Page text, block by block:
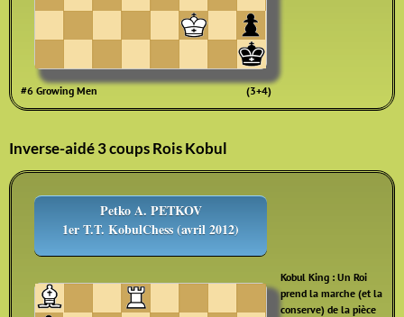
#6 Growing Men (3+4)
Inverse-aidé 3 coups Rois Kobul
Petko A. PETKOV
1er T.T. KobulChess (avril 2012)
Kobul King : Un Roi
prend la marche (et la
conserve) de la pièce